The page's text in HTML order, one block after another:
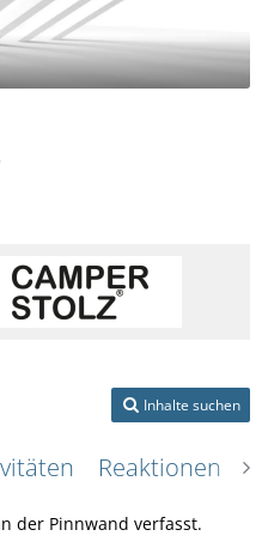
Inhalte suchen
Reaktionen
der Pinnwand verfasst.